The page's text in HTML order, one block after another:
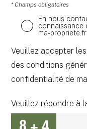
* Champs obligatoires
En nous
connaissance
ma-
Veuillez accepter
des conditions
confidentialité de
Veuillez répondre à